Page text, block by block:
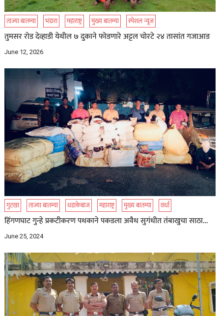
ताज्या बातम्या भंडारा महाराष्ट्र मुख्य बातम्या स्पेशल न्यूज
तुमसर रोड देव्हाडी येथील ७ दुकाने फोडणारे अट्टल चोरटे २४ तासांत गजाआड
June 12, 2026
गुटखा ताज्या बातम्या धडाकेबाज महाराष्ट्र मुख्य बातम्या वर्धा
हिंगणघाट गुन्हे प्रकटीकरण पथकाने पकडला अवैध सुगंधीत तंबाखुचा साठा…
June 25, 2024